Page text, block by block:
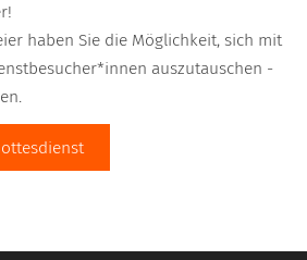
haben Sie die Möglichkeit, sich mit
auszutauschen -